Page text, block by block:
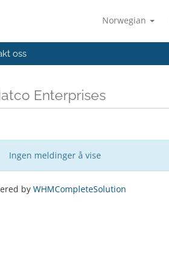
Norwegian
oss
Enterprises
Ingen meldinger å vise
by WHMCompleteSolution